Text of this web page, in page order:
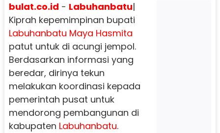
bulat.co.id - Labuhanbatu|
Kiprah kepemimpinan bupati
Labuhanbatu Maya Hasmita
patut untuk di acungi jempol.
Berdasarkan informasi yang
beredar, dirinya tekun
melakukan koordinasi kepada
pemerintah pusat untuk
mendorong pembangunan di
kabupaten Labuhanbatu.